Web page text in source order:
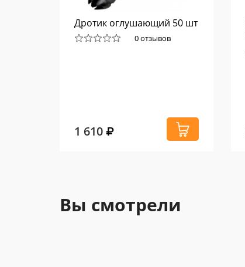
Дротик оглушающий 50 шт
0 отзывов
1 610
Вы смотрели